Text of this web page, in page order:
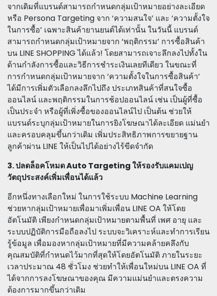
จากเดิมที่แบรนด์สามารถกำหนดกลุ่มเป้าหมายอย่างละเอียด
หรือ Persona Targeting จาก ‘ความสนใจ’ และ ‘ความตั้งใจ
ในการซื้อ’ เฉพาะสินค้ายานยนต์ได้เท่านั้น ในวันนี้ แบรนด์
สามารถกำหนดกลุ่มเป้าหมายจาก ‘พฤติกรรม’ การซื้อสินค้า
บน LINE SHOPPING ได้แล้ว! โดยสามารถเจาะลึกลงไปทั้งใน
ด้านกำลังการซื้อและวิธีการชำระเงินเลยทีเดียว ในขณะที่
การกำหนดกลุ่มเป้าหมายจาก ‘ความตั้งใจในการซื้อสินค้า’
ได้มีการเพิ่มตัวเลือกลงลึกไปถึง ประเภทสินค้าที่สนใจซื้อ
ออนไลน์ และพฤติกรรมในการช้อปออนไลน์ เช่น เป็นผู้ที่ซื้อ
เป็นประจำ หรือผู้ที่เพิ่งซื้อของออนไลน์ไป เป็นต้น ช่วยให้
แบรนด์ระบุกลุ่มเป้าหมายในการยิงโฆษณาได้ละเอียด แม่นยำ
และครอบคลุมขึ้นกว่าเดิม เพิ่มประสิทธิภาพการขยายฐาน
ลูกค้าผ่าน LINE ให้เป็นไปได้อย่างไร้ขีดจำกัด
3. ปลดล็อคโหมด Auto Targeting ให้รองรับแคมเปญ
วัตถุประสงค์เพิ่มเพื่อนได้แล้ว
อีกหนึ่งทางเลือกใหม่ ในการใช้ระบบ Machine Learning
ช่วยหากลุ่มเป้าหมายเพื่อมาเพิ่มเพื่อน LINE OA ให้โดย
อัตโนมัติ เพียงกำหนดกลุ่มเป้าหมายตามพื้นที่ เพศ อายุ และ
ระบบปฏิบัติการมือถือลงไป ระบบจะวิเคราะห์และทำการเรียน
รู้ข้อมูล เพื่อมองหากลุ่มเป้าหมายที่มีความคล้ายคลึงกับ
คุณสมบัติที่กำหนดไว้มากที่สุดให้โดยอัตโนมัติ ภายในระยะ
เวลาประมาณ 48 ชั่วโมง ช่วยทำให้เพื่อนใหม่บน LINE OA ที่
ได้จากการลงโฆษณาของคุณ มีความแม่นยำและตรงความ
ต้องการมากขึ้นกว่าเดิม